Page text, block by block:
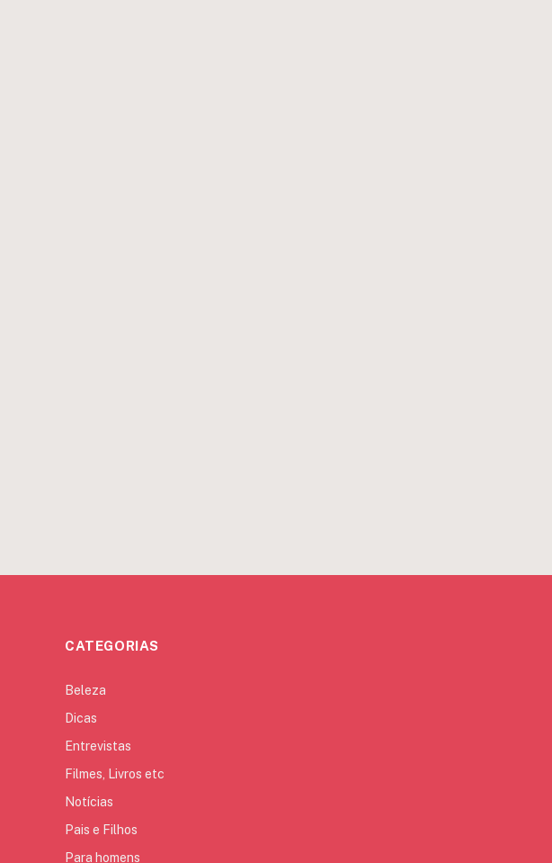
CATEGORIAS
Beleza
Dicas
Entrevistas
Filmes, Livros etc
Notícias
Pais e Filhos
Para homens